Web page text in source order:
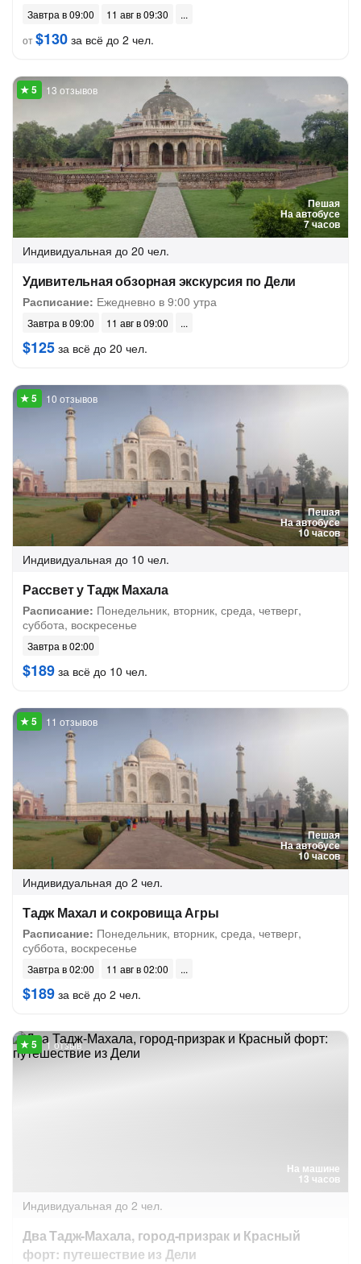
Завтра в 09:00
11 авг в 09:30
от$130 за всё до 2 чел.
Пешая
На автобусе
7 часов
13 отзывов
Индивидуальная до 20 чел.
Удивительная обзорная экскурсия по Дели
Расписание: Ежедневно в 9:00 утра
Завтра в 09:00 11 авг в 09:00
$125 за всё до 20 чел.
Пешая
На автобусе
10 часов
10 отзывов
Индивидуальная до 10 чел.
Рассвет у Тадж Махала
Расписание: Понедельник, вторник, среда, четверг,
суббота, воскресенье
Завтра в 02:00
$189 за всё до 10 чел.
Пешая
На автобусе
10 часов
11 отзывов
Индивидуальная до 2 чел.
Тадж Махал и сокровища Агры
Расписание: Понедельник, вторник, среда, четверг,
суббота, воскресенье
Завтра в 02:00 11 авг в 02:00
$189 за всё до 2 чел.
На машине
13 часов
1 отзыв
Индивидуальная до 2 чел.
Два Тадж-Махала, город-призрак и Красный
форт: путешествие из Дели